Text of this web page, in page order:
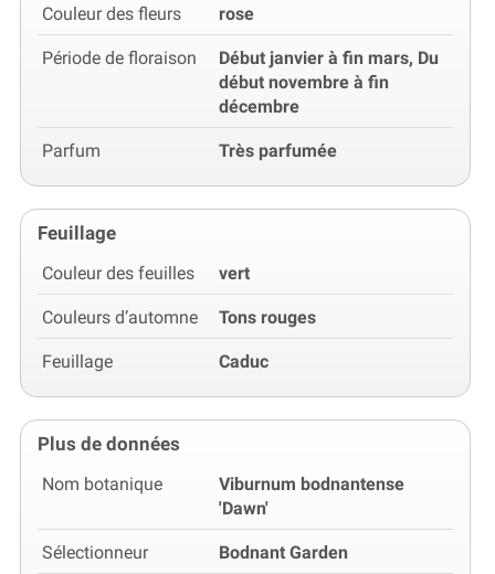
Couleur des fleurs rose
Période de floraison
Début janvier à fin mars, Du
début novembre à fin
décembre
Parfum Très parfumée
Feuillage
Couleur des feuilles vert
Couleurs d’automne Tons rouges
Feuillage Caduc
Plus de données
Nom botanique
Viburnum bodnantense
'Dawn'
Sélectionneur Bodnant Garden